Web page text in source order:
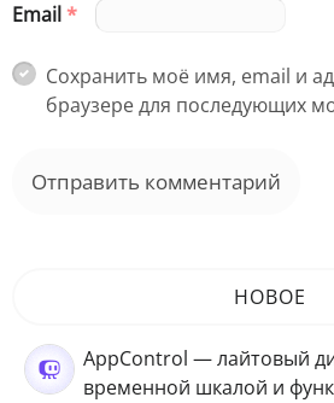
Email*
Сохранить моё имя, email и
браузере для последующих
НОВОЕ
AppControl — лайтовый
временной шкалой и